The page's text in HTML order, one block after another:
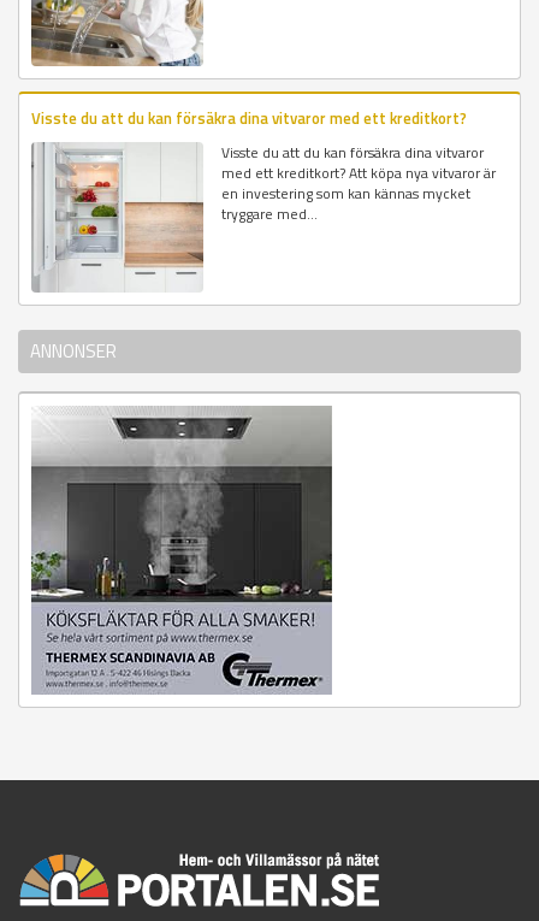
Visste du att du kan försäkra dina vitvaror med ett kreditkort?
Visste du att du kan försäkra dina vitvaror
med ett kreditkort? Att köpa nya vitvaror är
en investering som kan kännas mycket
tryggare med...
ANNONSER